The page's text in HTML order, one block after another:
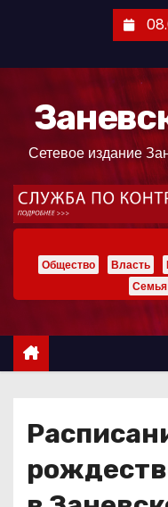
ж
Сетевое издание
Общество Власть
Семья